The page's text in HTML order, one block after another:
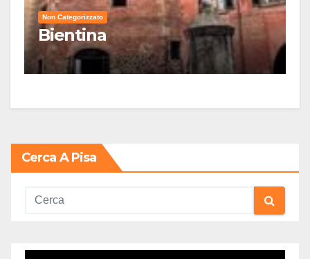
Non Categorizzato
Bientina
Cerca A Pisa